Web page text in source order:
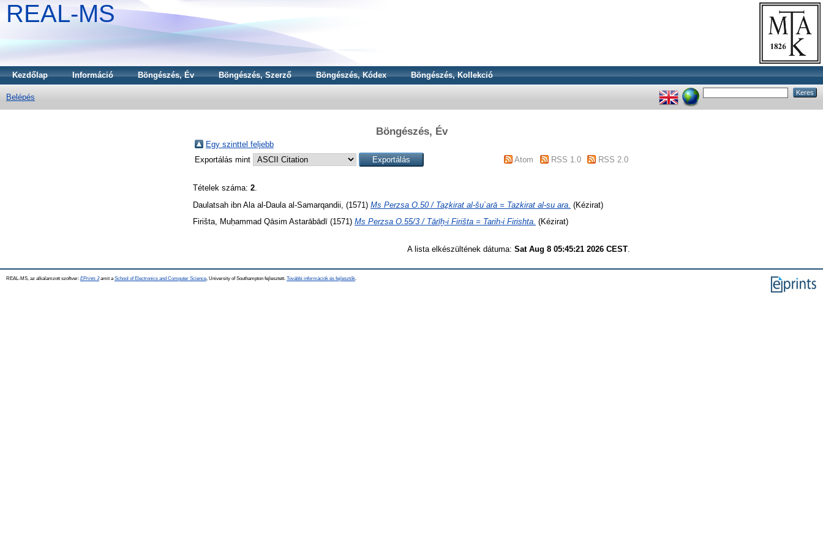
REAL-MS
Kezdőlap Információ Böngészés, Év Böngészés, Szerző Böngészés, Kódex Böngészés, Kollekció
Belépés
Böngészés, Év
Egy szinttel feljebb
Exportálás mint
Atom RSS 1.0 RSS 2.0
Tételek száma: 2
Daulatsah ibn Ala al-Daula al-Samarqandii, (1571) Ms Perzsa O.50 / Taẕkirat al-šu`arā = Tazkirat al-su ara. (Kézirat)
Firišta, Muḥammad Qāsim Astarābādī (1571) Ms Perzsa O.55/3 / Tārīḫ-i Firišta = Tarih-i Firishta. (Kézirat)
A lista elkészültének dátuma: Sat Aug 8 05:45:21 2026 CEST.
REAL-MS, az alkalamzott szoftver: EPrints 3amit a School of Electronics and Computer Science , University of Southampton fejlesztett. További információk és fejlesztők